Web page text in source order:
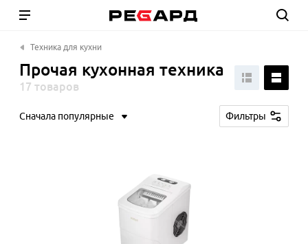
Техника для кухни
Прочая кухонная техника
17 товаров
Сначала популярные Фильтры